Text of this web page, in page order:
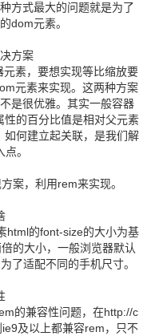
方式最大的问题就是为了
dom元素。
方案
素，要想实现等比缩放要
元素来实现。这两种方案
是很优雅。其实一般容器
的百分比值是相对父元素
何建立起关联，是我们解
。
案，利用rem来实现。
html的font-size的大小为基
的大小，一般浏览器默认
了适配不同的手机尺寸。
的兼容性问题，在http://c
及以上都兼容rem，只不